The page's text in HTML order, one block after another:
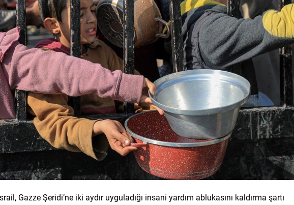
Gazze Şeridi’ne iki aydır uyguladığı insani yardım ablukasını kaldırma şartı